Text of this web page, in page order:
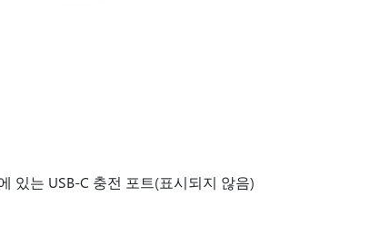
있는 USB-C 충전 포트(표시되지 않음)